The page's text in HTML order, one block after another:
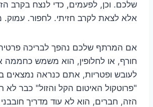
שלכם. וכן, לפעמים, כדי לנצח בקרב
אלא לצאת לקרב חזיתי. לחפור. עמוק.
אם המרתף שלכם נהפך לבריכה
חורף, או לחלופין, הוא משמש כחממה
לעובש ופטריות, אתם כנראה נמצאים
"פרוטקול האיטום הקל והזול" כבר לא
הזה, חברים, הוא לא עוד מדריך